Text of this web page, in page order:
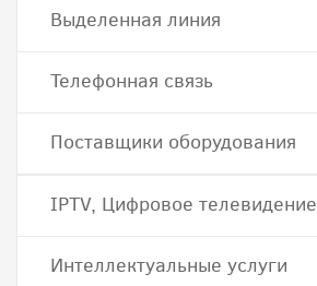
Выделенная линия
Телефонная связь
Поставщики оборудования
IPTV, Цифровое телевидение
Интеллектуальные услуги